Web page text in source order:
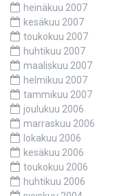
heinäkuu 2007
kesäkuu 2007
toukokuu 2007
huhtikuu 2007
maaliskuu 2007
helmikuu 2007
tammikuu 2007
joulukuu 2006
marraskuu 2006
lokakuu 2006
kesäkuu 2006
toukokuu 2006
huhtikuu 2006